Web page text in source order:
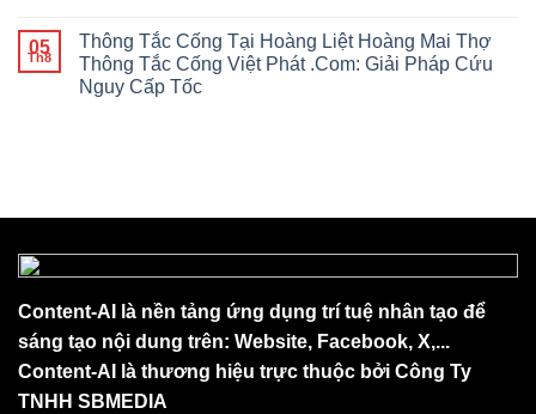
05
Th8
Thông Tắc Cống Tại Hoàng Liệt Hoàng Mai Thợ
Thông Tắc Cống Việt Phát .Com: Giải Pháp Cứu
Nguy Cấp Tốc
Content-AI là nền tảng ứng dụng trí tuệ nhân tạo để
sáng tạo nội dung trên: Website, Facebook, X,...
Content-AI là thương hiệu trực thuộc bởi Công Ty
TNHH SBMEDIA